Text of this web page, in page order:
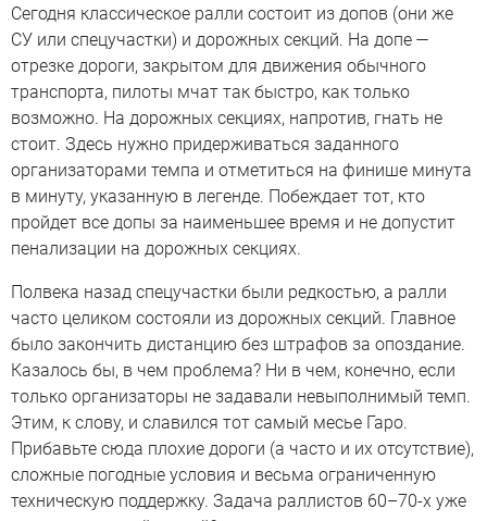
Сегодня классическое ралли состоит из допов (они же
СУ или спецучастки) и дорожных секций. На допе —
отрезке дороги, закрытом для движения обычного
транспорта, пилоты мчат так быстро, как только
возможно. На дорожных секциях, напротив, гнать не
стоит. Здесь нужно придерживаться заданного
организаторами темпа и отметиться на финише минута
в минуту, указанную в легенде. Побеждает тот, кто
пройдет все допы за наименьшее время и не допустит
пенализации на дорожных секциях.
Полвека назад спецучастки были редкостью, а ралли
часто целиком состояли из дорожных секций. Главное
было закончить дистанцию без штрафов за опоздание.
Казалось бы, в чем проблема? Ни в чем, конечно, если
только организаторы не задавали невыполнимый темп.
Этим, к слову, и славился тот самый месье Гаро.
Прибавьте сюда плохие дороги (а часто и их отсутствие),
сложные погодные условия и весьма ограниченную
техническую поддержку. Задача раллистов 60–70-х уже